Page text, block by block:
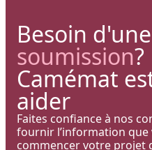
Besoin d'une
soumission?
Camémat
aider
Faites confiance à nos
fournir l’information que
commencer votre projet